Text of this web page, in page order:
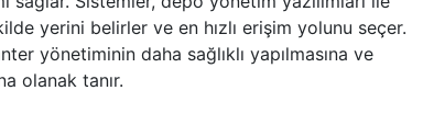
yerini belirler ve en hızlı erişim yolunu seçer.
yönetiminin daha sağlıklı yapılmasına ve
olanak tanır.